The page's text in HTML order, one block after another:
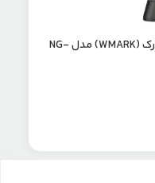
ماشین اصلاح سر و صورت دبلیو مارک (WMARK) مدل NG-